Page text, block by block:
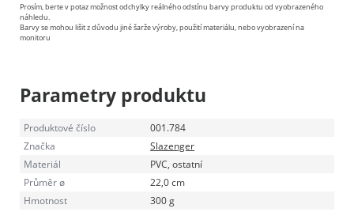
Prosím, berte v potaz možnost odchylky reálného odstínu barvy produktu od vyobrazeného
náhledu.
Barvy se mohou lišit z důvodu jiné šarže výroby, použití materiálu, nebo vyobrazení na
monitoru
Parametry produktu
Produktové číslo
001.784
Značka
Slazenger
Materiál
PVC, ostatní
Průměr ø
22,0 cm
Hmotnost
300 g